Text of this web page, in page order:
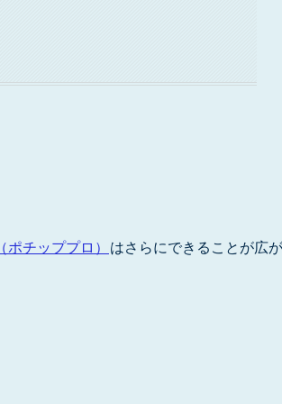
ポチッププロ）
はさらにできることが広が